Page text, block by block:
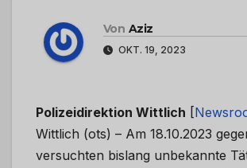
Von Aziz
OKT. 19, 2023
Polizeidirektion Wittlich [
Wittlich (ots) – Am 18.10.2023
versuchten bislang unbekannte